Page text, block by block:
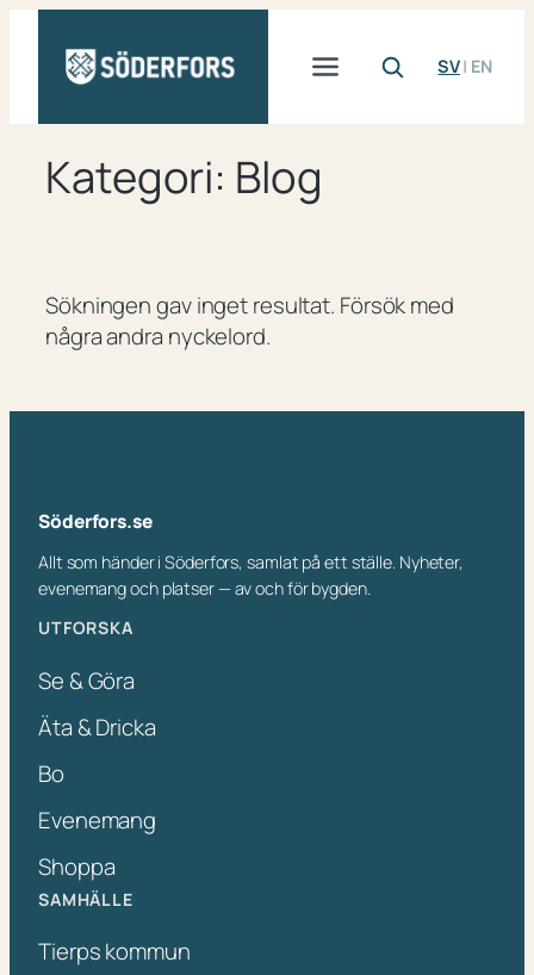
innehåll
SV| EN
Kategori: Blog
Sökningen gav inget resultat. Försök med
några andra nyckelord.
Söderfors.se
Allt som händer i Söderfors, samlat på ett ställe. Nyheter,
evenemang och platser — av och för bygden.
UTFORSKA
Se & Göra
Äta & Dricka
Bo
Evenemang
Shoppa
SAMHÄLLE
Tierps kommun